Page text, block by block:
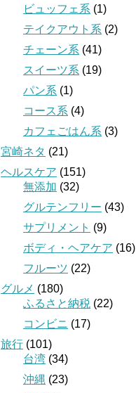
ビュッフェ系 (1)
テイクアウト系 (2)
チェーン系 (41)
スイーツ系 (19)
パン系 (1)
コース系 (4)
カフェごはん系 (3)
宮崎ネタ (21)
ヘルスケア (151)
無添加 (32)
グルテンフリー (43)
サプリメント (9)
ボディ・ヘアケア (16)
フルーツ (22)
グルメ (180)
ふるさと納税 (22)
コンビニ (17)
旅行 (101)
台湾 (34)
沖縄 (23)